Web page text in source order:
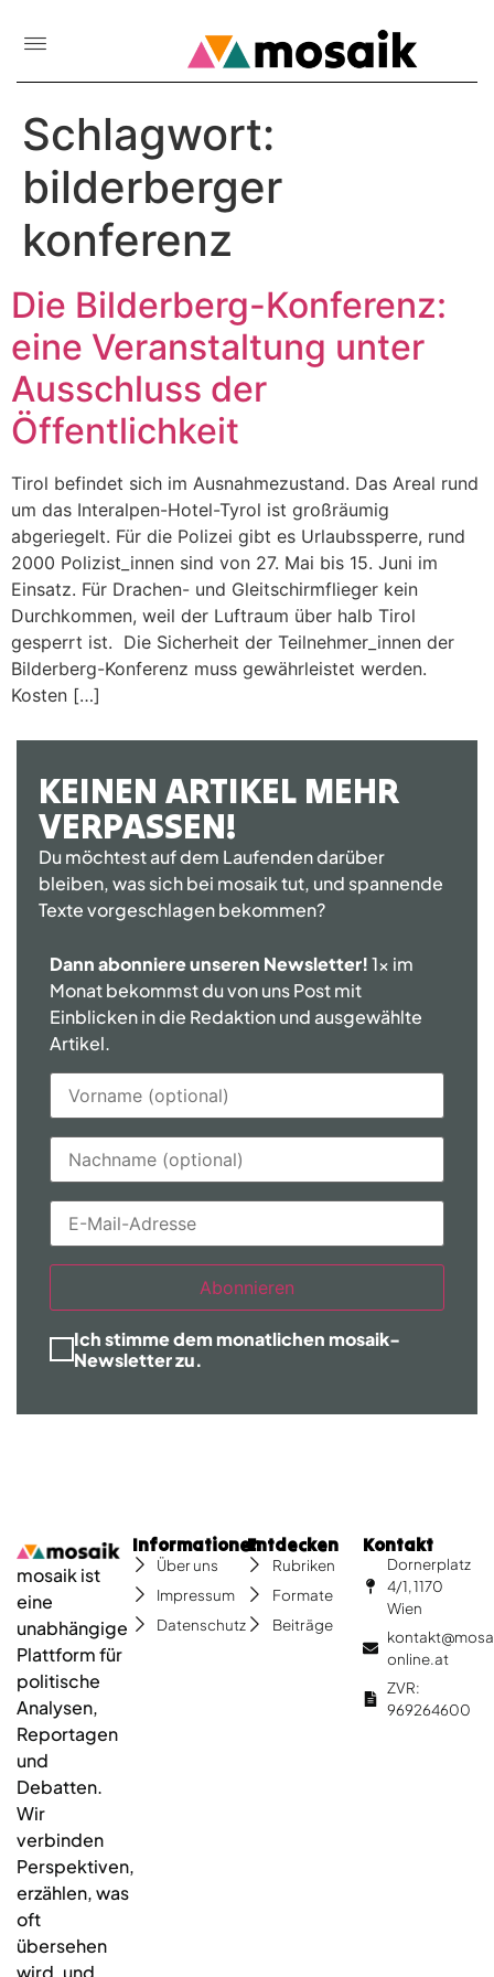
Schlagwort:
bilderberger
konferenz
Die Bilderberg-Konferenz:
eine Veranstaltung unter
Ausschluss der
Öffentlichkeit
Tirol befindet sich im Ausnahmezustand. Das Areal rund
um das Interalpen-Hotel-Tyrol ist großräumig
abgeriegelt. Für die Polizei gibt es Urlaubssperre, rund
2000 Polizist_innen sind von 27. Mai bis 15. Juni im
Einsatz. Für Drachen- und Gleitschirmflieger kein
Durchkommen, weil der Luftraum über halb Tirol
gesperrt ist. Die Sicherheit der Teilnehmer_innen der
Bilderberg-Konferenz muss gewährleistet werden.
Kosten […]
KEINEN ARTIKEL MEHR
VERPASSEN!
Du möchtest auf dem Laufenden darüber
bleiben, was sich bei mosaik tut, und spannende
Texte vorgeschlagen bekommen?
Dann abonniere unseren Newsletter!1x im
Monat bekommst du von uns Post mit
Einblicken in die Redaktion und ausgewählte
Artikel.
Abonnieren
Ich stimme dem monatlichen mosaik-
Newsletter zu.
mosaik ist
eine
unabhängige
Plattform für
politische
Analysen,
Reportagen
und
Debatten.
Wir
verbinden
Perspektiven,
erzählen, was
oft
übersehen
wird, und
Informationen
Über uns
Impressum
Datenschutz
Entdecken
Rubriken
Formate
Beiträge
Kontakt
Dornerplatz
4/1, 1170
Wien
online.at
ZVR:
969264600